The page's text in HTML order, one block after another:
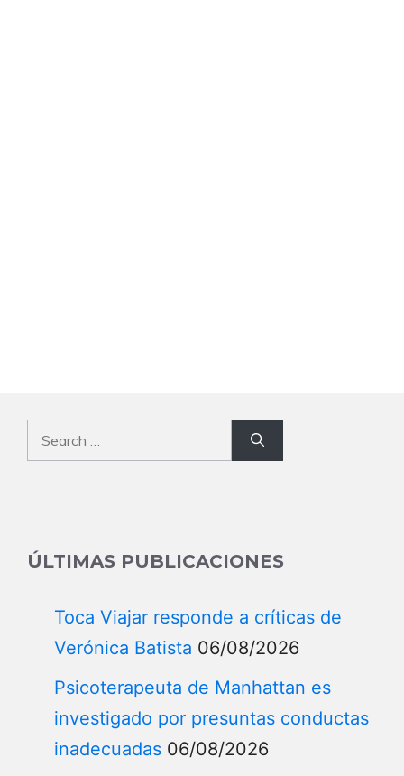
Search
for:
ÚLTIMAS PUBLICACIONES
Toca Viajar responde a críticas de
Verónica Batista 06/08/2026
Psicoterapeuta de Manhattan es
investigado por presuntas conductas
inadecuadas 06/08/2026